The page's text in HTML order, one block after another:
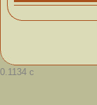
0.1134 с